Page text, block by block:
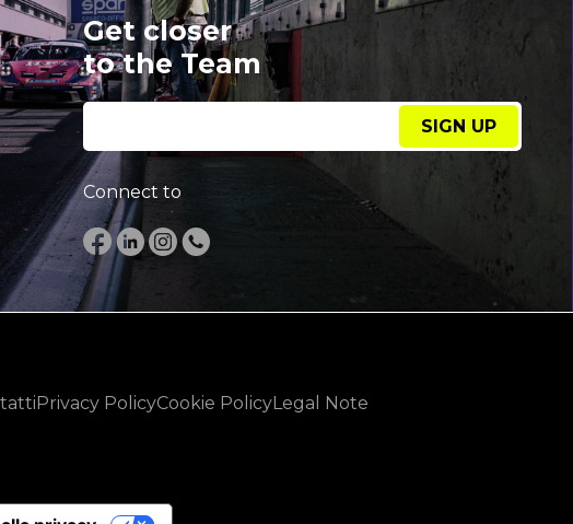
Get closer
to the Team
SIGN UP
Connect to
Privacy PolicyCookie PolicyLegal Note